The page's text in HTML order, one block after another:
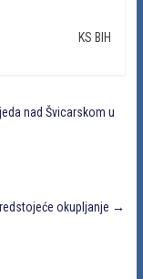
KS BIH
nad Švicarskom u
okupljanje →